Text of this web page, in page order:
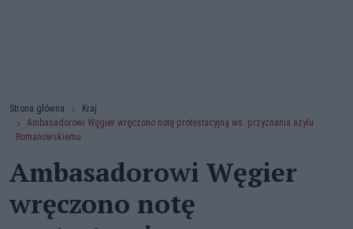
Strona główna
Kraj
Ambasadorowi Węgier wręczono notę protestacyjną ws. przyznania azylu
Romanowskiemu
Ambasadorowi Węgier
wręczono notę